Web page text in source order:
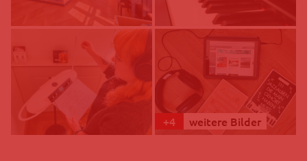
+4 weitere Bilder